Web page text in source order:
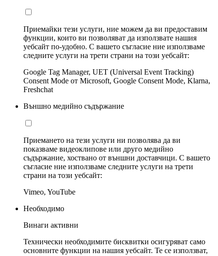
Приемайки тези услуги, ние можем да ви предоставим
функции, които ви позволяват да използвате нашия
уебсайт по-удобно. С вашето съгласие ние използваме
следните услуги на трети страни на този уебсайт:
Google Tag Manager, UET (Universal Event Tracking)
Consent Mode от Microsoft, Google Consent Mode, Klarna,
Freshchat
Външно медийно съдържание
Приемането на тези услуги ни позволява да ви
показваме видеоклипове или друго медийно
съдържание, хоствано от външни доставчици. С вашето
съгласие ние използваме следните услуги на трети
страни на този уебсайт:
Vimeo, YouTube
Необходимо
Винаги активни
Технически необходимите бисквитки осигуряват само
основните функции на нашия уебсайт. Те се използват,